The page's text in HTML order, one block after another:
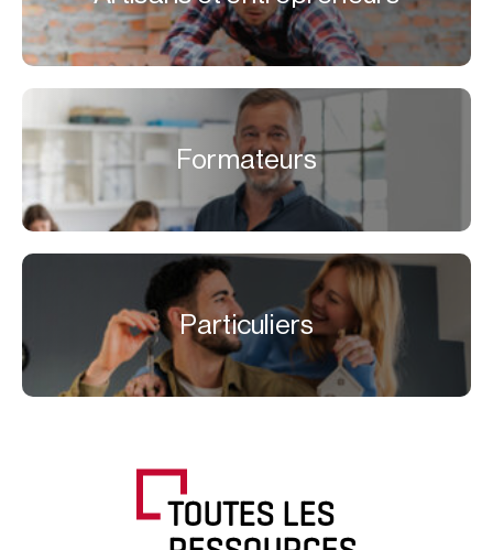
Formateurs
Particuliers
TOUTES LES